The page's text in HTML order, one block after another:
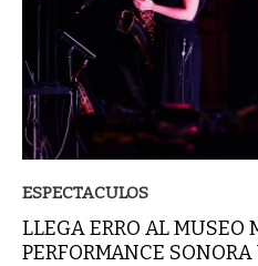
ESPECTACULOS
LLEGA ERRO AL MUSEO
PERFORMANCE